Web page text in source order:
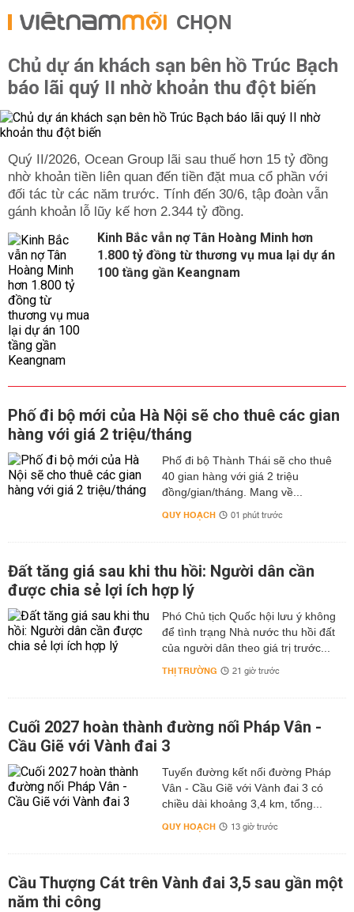
CHỌN
Chủ dự án khách sạn bên hồ Trúc Bạch
báo lãi quý II nhờ khoản thu đột biến
Quý II/2026, Ocean Group lãi sau thuế hơn 15 tỷ đồng
nhờ khoản tiền liên quan đến tiền đặt mua cổ phần với
đối tác từ các năm trước. Tính đến 30/6, tập đoàn vẫn
gánh khoản lỗ lũy kế hơn 2.344 tỷ đồng.
Kinh Bắc vẫn nợ Tân Hoàng Minh hơn
1.800 tỷ đồng từ thương vụ mua lại dự án
100 tầng gần Keangnam
Phố đi bộ mới của Hà Nội sẽ cho thuê các gian
hàng với giá 2 triệu/tháng
Phố đi bộ Thành Thái sẽ cho thuê
40 gian hàng với giá 2 triệu
đồng/gian/tháng. Mang về...
QUY HOẠCH 01 phút trước
Đất tăng giá sau khi thu hồi: Người dân cần
được chia sẻ lợi ích hợp lý
Phó Chủ tịch Quốc hội lưu ý không
để tình trạng Nhà nước thu hồi đất
của người dân theo giá trị trước...
THỊ TRƯỜNG 21 giờ trước
Cuối 2027 hoàn thành đường nối Pháp Vân -
Cầu Giẽ với Vành đai 3
Tuyến đường kết nối đường Pháp
Vân - Cầu Giẽ với Vành đai 3 có
chiều dài khoảng 3,4 km, tổng...
QUY HOẠCH 13 giờ trước
Cầu Thượng Cát trên Vành đai 3,5 sau gần một
năm thi công